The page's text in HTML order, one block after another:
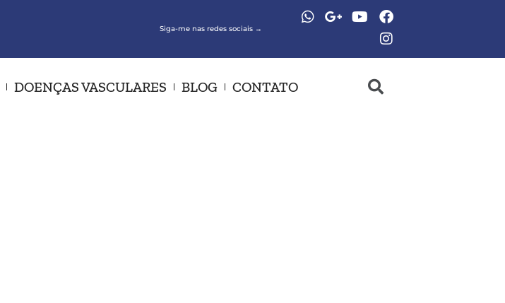
Siga-me nas redes sociais →
DOENÇAS VASCULARES BLOG CONTATO